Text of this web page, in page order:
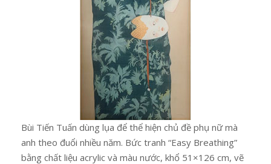
Bùi Tiến Tuấn dùng lụa để thể hiện chủ đề phụ nữ mà
anh theo đuổi nhiều năm. Bức tranh “Easy Breathing”
bằng chất liệu acrylic và màu nước, khổ 51×126 cm, vẽ